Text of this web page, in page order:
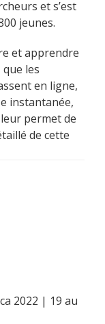
et s’est
jeunes.
et apprendre
les
en ligne,
instantanée,
permet de
de cette
2022 | 19 au